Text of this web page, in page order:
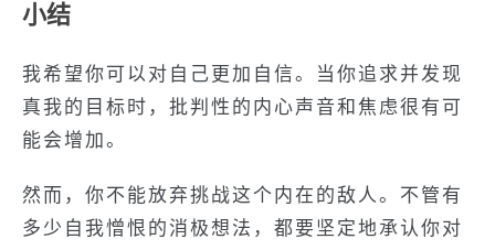
小结
我希望你可以对自己更加自信。当你追求并发现
真我的目标时，批判性的内心声音和焦虑很有可
能会增加。
然而，你不能放弃挑战这个内在的敌人。不管有
多少自我憎恨的消极想法，都要坚定地承认你对